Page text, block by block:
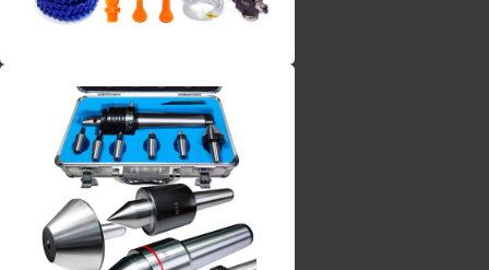
Винты torx